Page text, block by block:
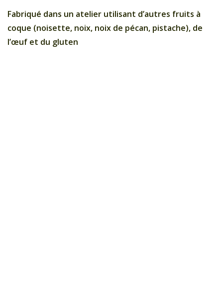
Fabriqué dans un atelier utilisant d’autres fruits à
coque (noisette, noix, noix de pécan, pistache), de
l’œuf et du gluten